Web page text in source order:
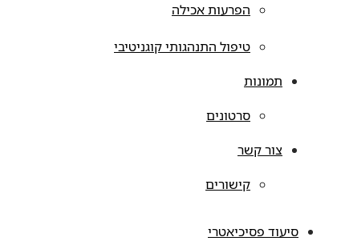
הפרעות אכילה
טיפול התנהגותי קוגניטיבי
תמונות
סרטונים
צור קשר
קישורים
סיעוד פסיכיאטרי